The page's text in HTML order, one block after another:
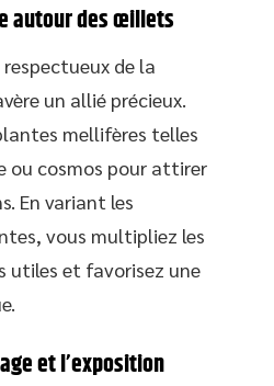
autour des œillets
de la
un allié précieux.
mellifères telles
ou cosmos pour attirer
En variant les
vous multipliez les
utiles et favorisez une
et l’exposition